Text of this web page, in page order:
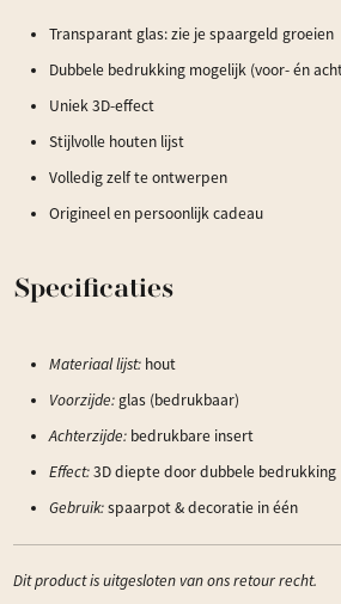
Transparant glas: zie je spaargeld groeien
Dubbele bedrukking mogelijk (voor- én
Uniek 3D-effect
Stijlvolle houten lijst
Volledig zelf te ontwerpen
Origineel en persoonlijk cadeau
Specificaties
Materiaal lijst: hout
Voorzijde: glas (bedrukbaar)
Achterzijde: bedrukbare insert
Effect:3D diepte door dubbele bedrukking
Gebruik:spaarpot & decoratie in één
Dit product is uitgesloten van ons retour recht.